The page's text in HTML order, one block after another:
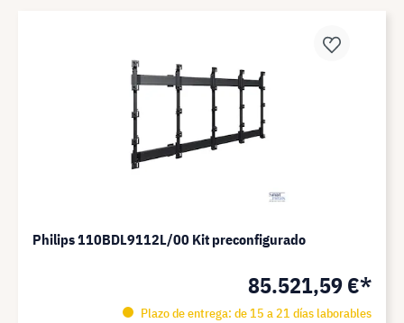
Philips 110BDL9112L/00 Kit preconfigurado
85.521,59 €*
Plazo de entrega: de 15 a 21 días laborables